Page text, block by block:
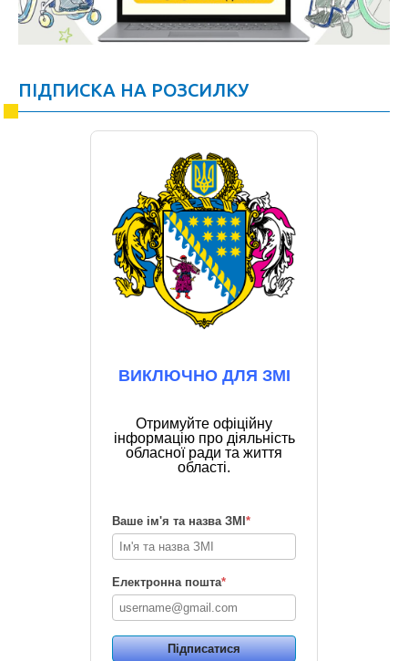
ПІДПИСКА НА РОЗСИЛКУ
ВИКЛЮЧНО ДЛЯ ЗМІ
Отримуйте офіційну
інформацію про діяльність
обласної ради та життя
області.
Ваше ім'я та назва ЗМІ *
Електронна пошта*
Підписатися